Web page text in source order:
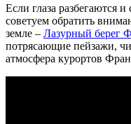
Если глаза разбегаются
советуем обратить
земле – Лазурный берег
потрясающие пейзажи,
атмосфера курортов